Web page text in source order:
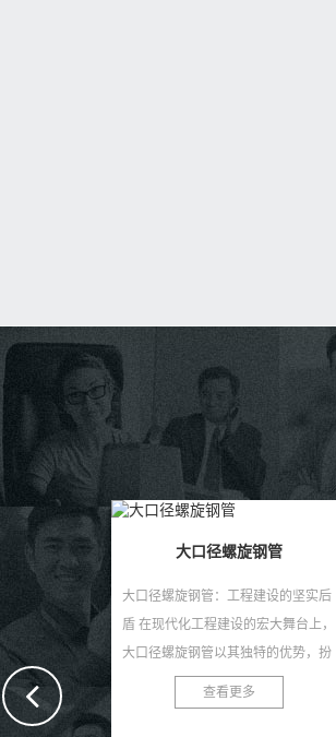
设的坚实后
宏大舞台上，
的优势，扮
为一种高性
作打桩管用螺旋钢管